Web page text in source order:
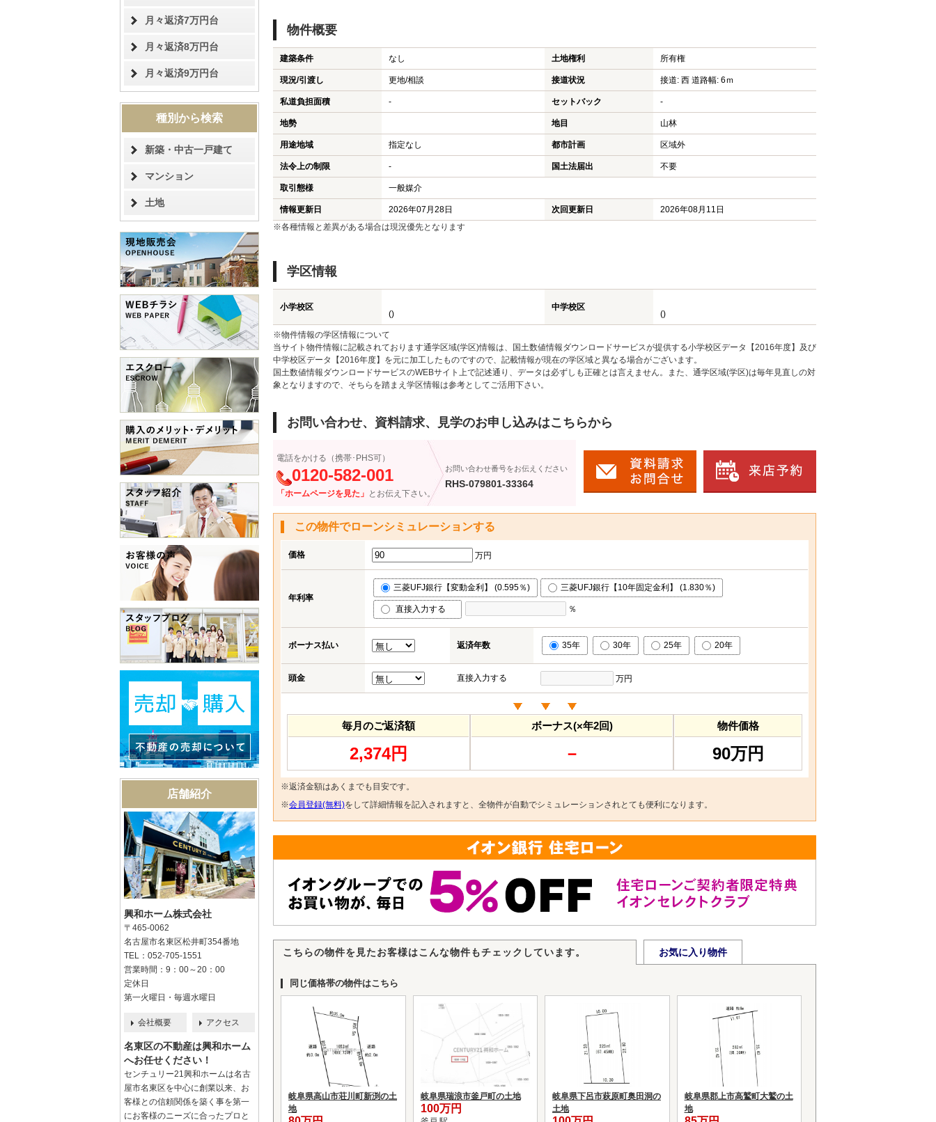
物件概要
建築条件 なし 土地権利 所有権
現況/引渡し 更地/相談 接道状況 接道: 西 道路幅: 6ｍ
私道負担面積 - セットバック -
地勢 地目 山林
用途地域 指定なし 都市計画 区域外
法令上の制限 - 国土法届出 不要
取引態様 一般媒介
情報更新日 2026年07月28日 次回更新日
2026年08月11日
※各種情報と差異がある場合は現況優先となります
学区情報
小学校区
()
中学校区
()
※物件情報の学区情報について
当サイト物件情報に記載されております通学区域(学区)情報は、国土数値情報ダウンロードサービスが提供する小学校区データ【2016年度】及び
中学校区データ【2016年度】を元に加工したものですので、記載情報が現在の学区域と異なる場合がございます。
国土数値情報ダウンロードサービスのWEBサイト上で記述通り、データは必ずしも正確とは言えません。また、通学区域(学区)は毎年見直しの対
象となりますので、そちらを踏まえ学区情報は参考としてご活用下さい。
お問い合わせ、資料請求、見学のお申し込みはこちらから
電話をかける（携帯･PHS可）
0120-582-001
「ホームページを見た」 とお伝え下さい。
お問い合わせ番号をお伝えください
RHS-079801-33364
この物件でローンシミュレーションする
価格 万円
年利率
三菱UFJ銀行【変動金利】 (0.595％) 三菱UFJ銀行【10年固定金利】 (1.830％)
直接入力する ％
ボーナス払い 返済年数 35年 30年 25年 20年
頭金 直接入力する 万円
毎月のご返済額
2,374円
ボーナス(×年2回)
－
物件価格
90万円
※返済金額はあくまでも目安です。
※会員登録(無料)をして詳細情報を記入されますと、全物件が自動でシミュレーションされとても便利になります。
こちらの物件を見たお客様はこんな物件もチェックしています。 お気に入り物件
同じ価格帯の物件はこちら
岐阜県高山市荘川町新渕の土
地
岐阜県瑞浪市釜戸町の土地
100万円
岐阜県下呂市萩原町奥田洞の
土地
岐阜県郡上市高鷲町大鷲の土
地
月々返済7万円台
月々返済8万円台
月々返済9万円台
種別から検索
新築・中古一戸建て
マンション
土地
店舗紹介
興和ホーム株式会社
〒465-0062
名古屋市名東区松井町354番地
TEL：052-705-1551
営業時間：9：00～20：00
定休日
第一火曜日・毎週水曜日
会社概要 アクセス
名東区の不動産は興和ホーム
へお任せください！
センチュリー21興和ホームは名古
屋市名東区を中心に創業以来、お
客様との信頼関係を築く事を第一
にお客様のニーズに合ったプロと